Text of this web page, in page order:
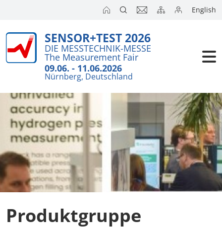
English
SENSOR+TEST 2026
DIE MESSTECHNIK-MESSE
The Measurement Fair
09.06. - 11.06.2026
Nürnberg, Deutschland
Produktgruppe